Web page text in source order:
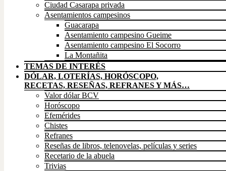
Ciudad Casarapa privada
Asentamientos campesinos
Guacarapa
Asentamiento campesino Gueime
Asentamiento campesino El Socorro
La Montañita
TEMAS DE INTERÉS
DÓLAR, LOTERÍAS, HORÓSCOPO,
RECETAS, RESEÑAS, REFRANES Y MÁS…
Valor dólar BCV
Horóscopo
Efemérides
Chistes
Refranes
Reseñas de libros, telenovelas, películas y series
Recetario de la abuela
Trivias